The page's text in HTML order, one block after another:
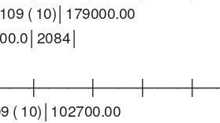
( 10)│179000.00
( 10)│102700.00